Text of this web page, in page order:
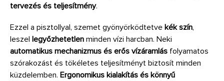
tervezés és teljesítmény.
Ezzel a pisztollyal, szemet gyönyörködtetve kék szín,
leszel legyőzhetetlen minden vízi harcban. Neki
automatikus mechanizmus és erős vízáramlás folyamatos
szórakozást és tökéletes teljesítményt biztosít minden
küzdelemben. Ergonomikus kialakítás és könnyű